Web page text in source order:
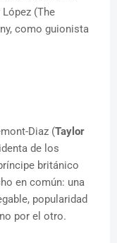
(The
como guionista
Diaz (Taylor
de los
británico
en común: una
popularidad
por el otro.